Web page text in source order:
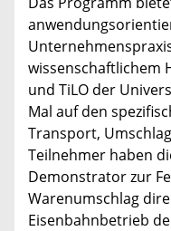
wissenschaftlichem
und TiLO der
Mal auf den
Transport,
Teilnehmer haben
Demonstrator zur
Warenumschlag
Eisenbahnbetrieb